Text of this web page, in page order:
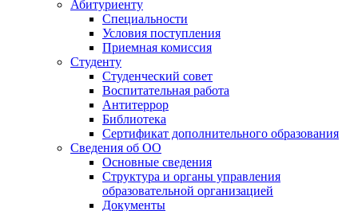
Абитуриенту
Специальности
Условия поступления
Приемная комиссия
Студенту
Студенческий совет
Воспитательная работа
Антитеррор
Библиотека
Сертификат дополнительного образования
Сведения об ОО
Основные сведения
Структура и органы управления
образовательной организацией
Документы